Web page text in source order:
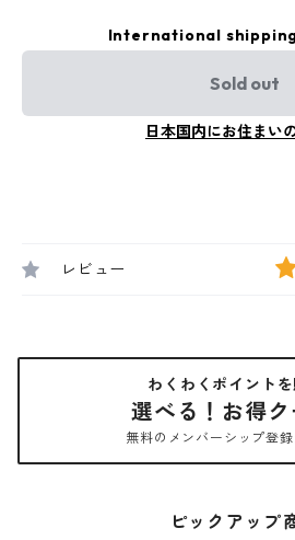
International
Sold out
日本国内にお住まい
レビュー
わくわくポイント
選べる！お得ク
無料のメンバーシップ登
ピックアップ